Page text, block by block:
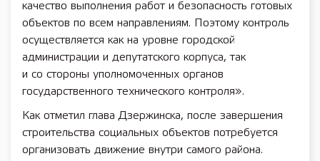
качество выполнения работ и безопасность готовых
объектов по всем направлениям. Поэтому контроль
осуществляется как на уровне городской
администрации и депутатского корпуса, так
и со стороны уполномоченных органов
государственного технического контроля».
Как отметил глава Дзержинска, после завершения
строительства социальных объектов потребуется
организовать движение внутри самого района.